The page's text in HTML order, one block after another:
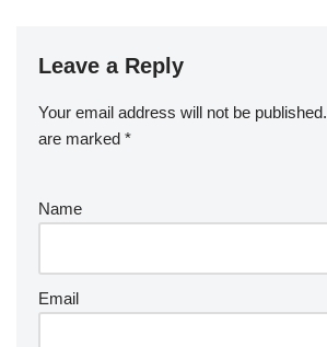
Leave a Reply
Your email address will not be published.
are marked *
Name
Email